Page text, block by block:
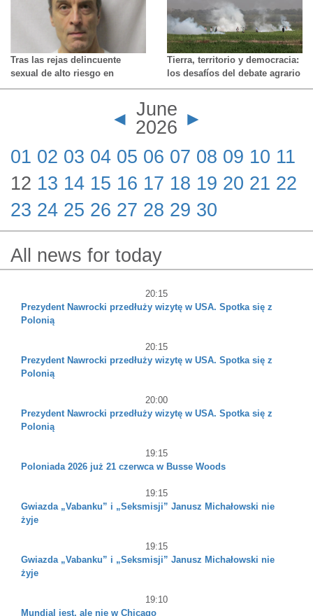
Sudáfrica en el partido
Tras las rejas delincuente
sexual de alto riesgo en
Hamilton: incautan drogas
Tierra, territorio y democracia:
los desafíos del debate agrario
en Bolivia
◄ June
2026 ►
01 02 03 04 05 06 07 08 09 10 11
12 13 14 15 16 17 18 19 20 21 22
23 24 25 26 27 28 29 30
All news for today
20:15
Prezydent Nawrocki przedłuży wizytę w USA. Spotka się z
Polonią
20:15
Prezydent Nawrocki przedłuży wizytę w USA. Spotka się z
Polonią
20:00
Prezydent Nawrocki przedłuży wizytę w USA. Spotka się z
Polonią
19:15
Poloniada 2026 już 21 czerwca w Busse Woods
19:15
Gwiazda „Vabanku” i „Seksmisji” Janusz Michałowski nie
żyje
19:15
Gwiazda „Vabanku” i „Seksmisji” Janusz Michałowski nie
żyje
19:10
Mundial jest, ale nie w Chicago